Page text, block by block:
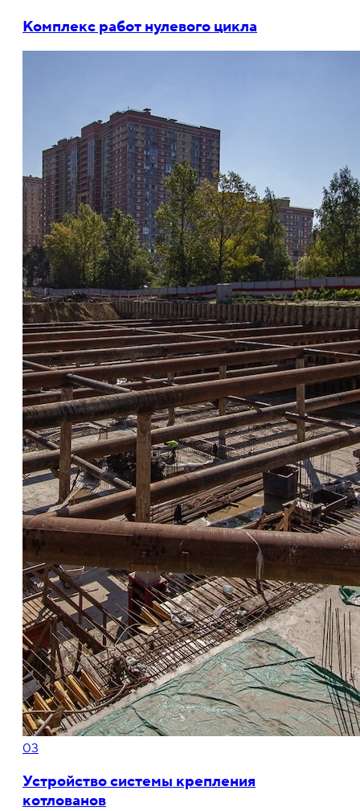
Комплекс работ нулевого цикла
03
Устройство системы крепления
котлованов